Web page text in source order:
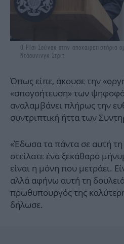
O Ρίσι Σούνακ στην αποχαιρετιστήρια
Ντάουνινγκ Στριτ
Όπως είπε, άκουσε την
«απογοήτευση» των
αναλαμβάνει πλήρως την
συντριπτική ήττα των
«Έδωσα τα πάντα σε αυτή τη
στείλατε ένα ξεκάθαρο
είναι η μόνη που μετράει.
αλλά αφήνω αυτή τη
πρωθυπουργός της
δήλωσε.